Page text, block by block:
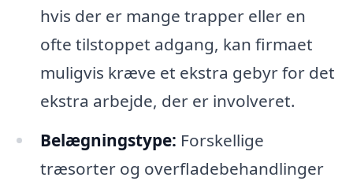
hvis der er mange trapper eller en
ofte tilstoppet adgang, kan firmaet
muligvis kræve et ekstra gebyr for det
ekstra arbejde, der er involveret.
Belægningstype: Forskellige
træsorter og overfladebehandlinger